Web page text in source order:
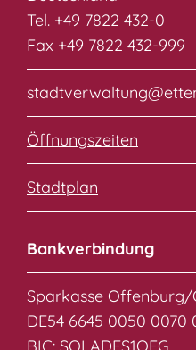
Tel. +49 7822 432-0
Fax +49 7822 432-999
Öffnungszeiten
Stadtplan
Bankverbindung
Sparkasse Offenburg/
DE54 6645 0050 0070